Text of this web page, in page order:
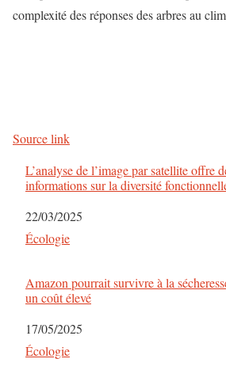
complexité des réponses des arbres au
Source link
L’analyse de l’image par satellite offre
informations sur la diversité
Date
22/03/2025
Par rapport à
Écologie
Amazon pourrait survivre à la
un coût élevé
Date
17/05/2025
Par rapport à
Écologie